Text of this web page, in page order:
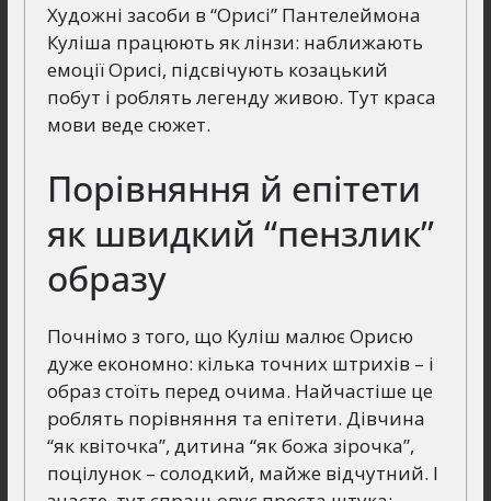
Художні засоби в “Орисі” Пантелеймона
Куліша працюють як лінзи: наближають
емоції Орисі, підсвічують козацький
побут і роблять легенду живою. Тут краса
мови веде сюжет.
Порівняння й епітети
як швидкий “пензлик”
образу
Почнімо з того, що Куліш малює Орисю
дуже економно: кілька точних штрихів – і
образ стоїть перед очима. Найчастіше це
роблять порівняння та епітети. Дівчина
“як квіточка”, дитина “як божа зірочка”,
поцілунок – солодкий, майже відчутний. І